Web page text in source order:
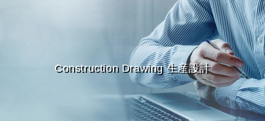
Construction Drawing 生産設計